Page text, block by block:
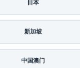
日本
新加坡
中国澳门